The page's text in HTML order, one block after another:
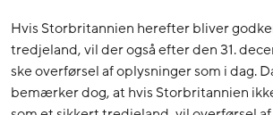
Hvis Storbritannien herefter bliver
tredjeland, vil der også efter den 31.
ske overførsel af oplysninger som i dag.
bemærker dog, at hvis Storbritannien